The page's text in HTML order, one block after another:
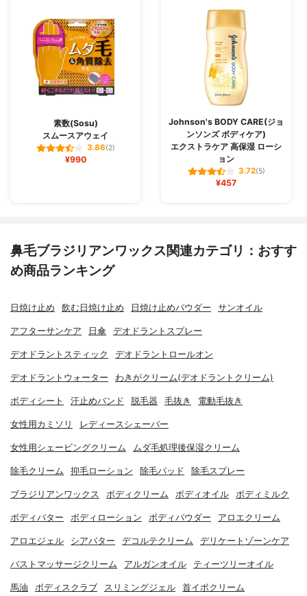
素数(Sosu)
スムースアウェイ
3.86(2)
¥990
Johnson's BODY CARE(ジョ
ンソンズ ボディケア)
エクストラケア 高保湿 ローシ
ョン
3.72(5)
¥457
鼻毛ブラジリアンワックス関連カテゴリ：おすす
め商品ランキング
日焼け止め 飲む日焼け止め 日焼け止めパウダー サンオイル
アフターサンケア 日傘 デオドラントスプレー
デオドラントスティック デオドラントロールオン
デオドラントウォーター わきがクリーム(デオドラントクリーム)
ボディシート 汗止めバンド 脱毛器 毛抜き 電動毛抜き
女性用カミソリ レディースシェーバー
女性用シェービングクリーム ムダ毛処理後保湿クリーム
除毛クリーム 抑毛ローション 除毛パッド 除毛スプレー
ブラジリアンワックス ボディクリーム ボディオイル ボディミルク
ボディバター ボディローション ボディパウダー アロエクリーム
アロエジェル シアバター デコルテクリーム デリケートゾーンケア
バストマッサージクリーム アルガンオイル ティーツリーオイル
馬油 ボディスクラブ スリミングジェル 首イボクリーム